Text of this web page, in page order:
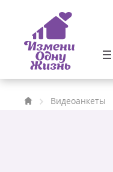
Видеоанкеты